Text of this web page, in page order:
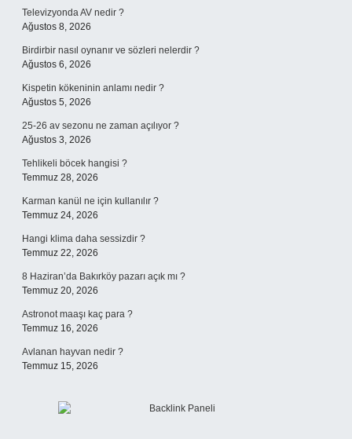
Televizyonda AV nedir ?
Ağustos 8, 2026
Birdirbir nasıl oynanır ve sözleri nelerdir ?
Ağustos 6, 2026
Kispetin kökeninin anlamı nedir ?
Ağustos 5, 2026
25-26 av sezonu ne zaman açılıyor ?
Ağustos 3, 2026
Tehlikeli böcek hangisi ?
Temmuz 28, 2026
Karman kanül ne için kullanılır ?
Temmuz 24, 2026
Hangi klima daha sessizdir ?
Temmuz 22, 2026
8 Haziran’da Bakırköy pazarı açık mı ?
Temmuz 20, 2026
Astronot maaşı kaç para ?
Temmuz 16, 2026
Avlanan hayvan nedir ?
Temmuz 15, 2026